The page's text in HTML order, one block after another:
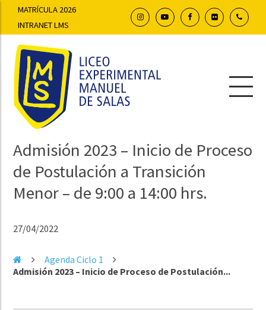
MATRÍCULA 2026
INTRANET LMS
Admisión 2023 – Inicio de Proceso
de Postulación a Transición
Menor – de 9:00 a 14:00 hrs.
27/04/2022
Agenda Ciclo 1
Admisión 2023 – Inicio de Proceso de Postulación...